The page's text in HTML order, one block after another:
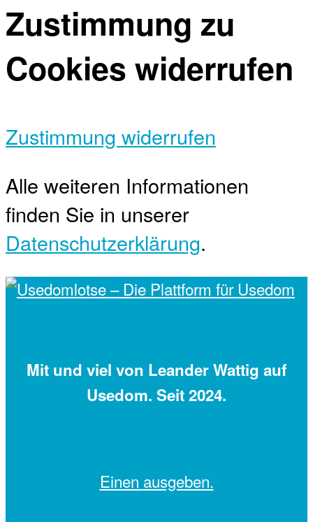
Zustimmung zu
Cookies widerrufen
Zustimmung widerrufen
Alle weiteren Informationen
finden Sie in unserer
Datenschutzerklärung.
Mit und viel von Leander Wattig auf
Usedom. Seit 2024.
Einen ausgeben.